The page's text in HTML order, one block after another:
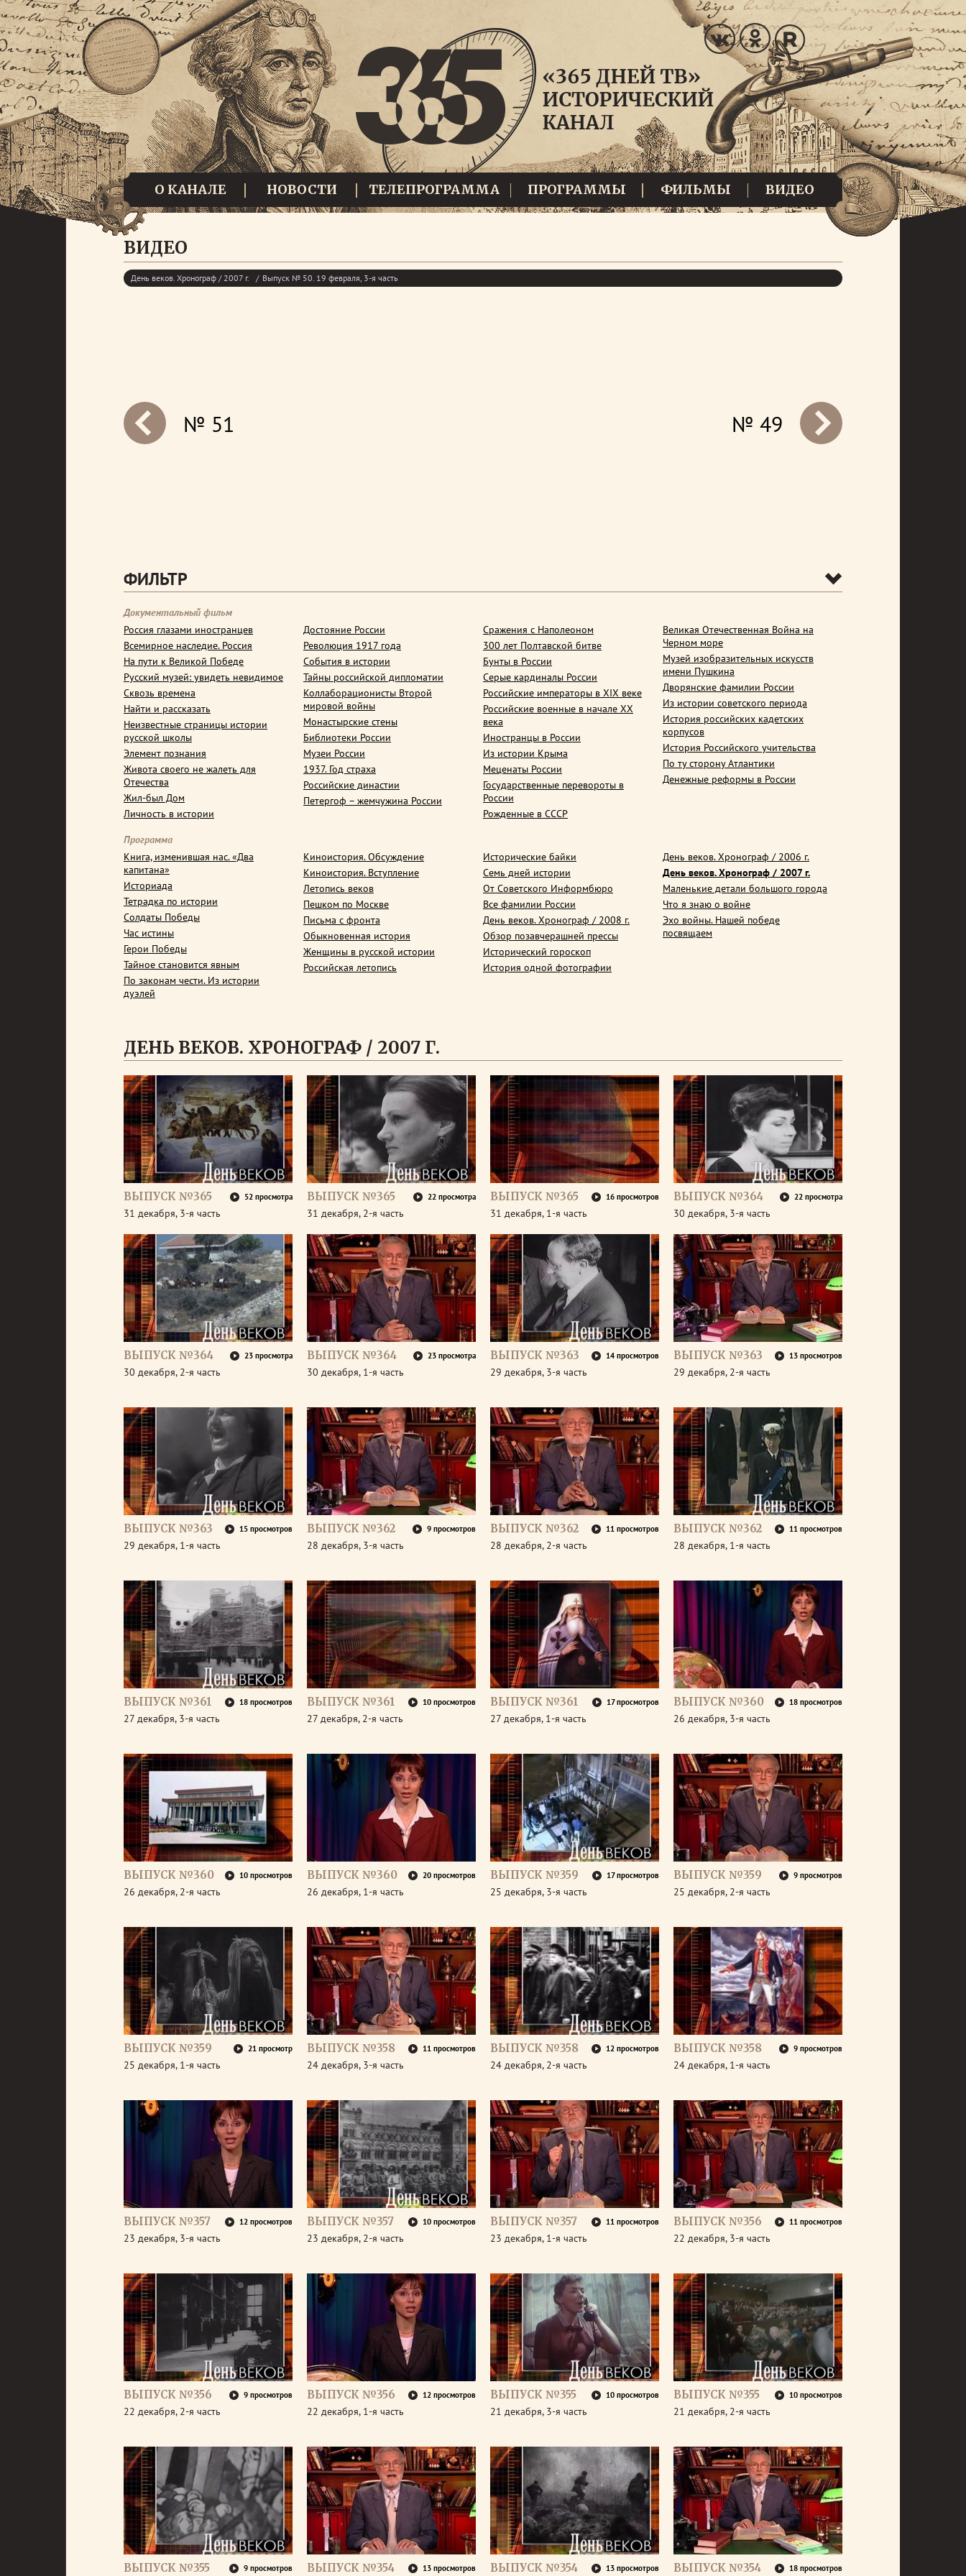
О КАНАЛЕ НОВОСТИ ТЕЛЕПРОГРАММА ПРОГРАММЫ ФИЛЬМЫ ВИДЕО
ВИДЕО
День веков. Хронограф / 2007 г. Выпуск № 50. 19 февраля, 3-я часть
prev
№ 49
№ 51
ФИЛЬТР
Документальный фильм
Россия глазами иностранцев
Всемирное наследие. Россия
На пути к Великой Победе
Русский музей: увидеть невидимое
Сквозь времена
Найти и рассказать
Неизвестные страницы истории
русской школы
Элемент познания
Живота своего не жалеть для
Отечества
Жил-был Дом
Личность в истории
Достояние России
Революция 1917 года
События в истории
Тайны российской дипломатии
Коллаборационисты Второй
мировой войны
Монастырские стены
Библиотеки России
Музеи России
1937. Год страха
Российские династии
Петергоф – жемчужина России
Сражения с Наполеоном
300 лет Полтавской битве
Бунты в России
Серые кардиналы России
Российские императоры в XIX веке
Российские военные в начале ХХ
века
Иностранцы в России
Из истории Крыма
Меценаты России
Государственные перевороты в
России
Рожденные в СССР
Великая Отечественная Война на
Черном море
Музей изобразительных искусств
имени Пушкина
Дворянские фамилии России
Из истории советского периода
История российских кадетских
корпусов
История Российского учительства
По ту сторону Атлантики
Денежные реформы в России
Программа
Книга, изменившая нас. «Два
капитана»
Историада
Тетрадка по истории
Солдаты Победы
Час истины
Герои Победы
Тайное становится явным
По законам чести. Из истории
дуэлей
Киноистория. Обсуждение
Киноистория. Вступление
Летопись веков
Пешком по Москве
Письма с фронта
Обыкновенная история
Женщины в русской истории
Российская летопись
Исторические байки
Семь дней истории
От Советского Информбюро
Все фамилии России
День веков. Хронограф / 2008 г.
Обзор позавчерашней прессы
Исторический гороскоп
История одной фотографии
День веков. Хронограф / 2006 г.
День веков. Хронограф / 2007 г.
Маленькие детали большого города
Что я знаю о войне
Эхо войны. Нашей победе
посвящаем
ДЕНЬ ВЕКОВ. ХРОНОГРАФ / 2007 Г.
ВЫПУСК №365 52 просмотра
31 декабря, 3-я часть
ВЫПУСК №365 22 просмотра
31 декабря, 2-я часть
ВЫПУСК №365 16 просмотров
31 декабря, 1-я часть
ВЫПУСК №364 22 просмотра
30 декабря, 3-я часть
ВЫПУСК №364 23 просмотра
30 декабря, 2-я часть
ВЫПУСК №364 23 просмотра
30 декабря, 1-я часть
ВЫПУСК №363 14 просмотров
29 декабря, 3-я часть
ВЫПУСК №363 13 просмотров
29 декабря, 2-я часть
ВЫПУСК №363 15 просмотров
29 декабря, 1-я часть
ВЫПУСК №362 9 просмотров
28 декабря, 3-я часть
ВЫПУСК №362 11 просмотров
28 декабря, 2-я часть
ВЫПУСК №362 11 просмотров
28 декабря, 1-я часть
ВЫПУСК №361 18 просмотров
27 декабря, 3-я часть
ВЫПУСК №361 10 просмотров
27 декабря, 2-я часть
ВЫПУСК №361 17 просмотров
27 декабря, 1-я часть
ВЫПУСК №360 18 просмотров
26 декабря, 3-я часть
ВЫПУСК №360 10 просмотров
26 декабря, 2-я часть
ВЫПУСК №360 20 просмотров
26 декабря, 1-я часть
ВЫПУСК №359 17 просмотров
25 декабря, 3-я часть
ВЫПУСК №359 9 просмотров
25 декабря, 2-я часть
ВЫПУСК №359 21 просмотр
25 декабря, 1-я часть
ВЫПУСК №358 11 просмотров
24 декабря, 3-я часть
ВЫПУСК №358 12 просмотров
24 декабря, 2-я часть
ВЫПУСК №358 9 просмотров
24 декабря, 1-я часть
ВЫПУСК №357 12 просмотров
23 декабря, 3-я часть
ВЫПУСК №357 10 просмотров
23 декабря, 2-я часть
ВЫПУСК №357 11 просмотров
23 декабря, 1-я часть
ВЫПУСК №356 11 просмотров
22 декабря, 3-я часть
ВЫПУСК №356 9 просмотров
22 декабря, 2-я часть
ВЫПУСК №356 12 просмотров
22 декабря, 1-я часть
ВЫПУСК №355 10 просмотров
21 декабря, 3-я часть
ВЫПУСК №355 10 просмотров
21 декабря, 2-я часть
ВЫПУСК №355 9 просмотров ВЫПУСК №354 13 просмотров ВЫПУСК №354 13 просмотров ВЫПУСК №354 18 просмотров